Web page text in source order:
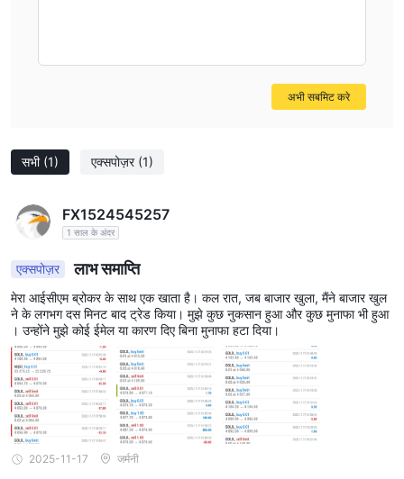
सभी (1) एक्सपोज़र (1)
FX1524545257
1 साल के अंदर
एक्सपोज़र लाभ समाप्ति
मेरा आईसीएम ब्रोकर के साथ एक खाता है। कल रात, जब बाजार खुला, मैंने बाजार खुल
ने के लगभग दस मिनट बाद ट्रेड किया। मुझे कुछ नुकसान हुआ और कुछ मुनाफा भी हुआ
। उन्होंने मुझे कोई ईमेल या कारण दिए बिना मुनाफा हटा दिया।
2025-11-17 जर्मनी
अभी सबमिट करे